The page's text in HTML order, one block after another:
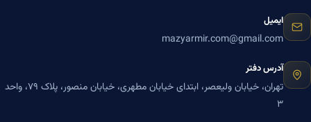
ایمیل
mazyarmir.com@gmail.com
آدرس دفتر
تهران، خیابان ولیعصر، ابتدای خیابان مطهری، خیابان منصور، پلاک ۷۹، واحد
۳